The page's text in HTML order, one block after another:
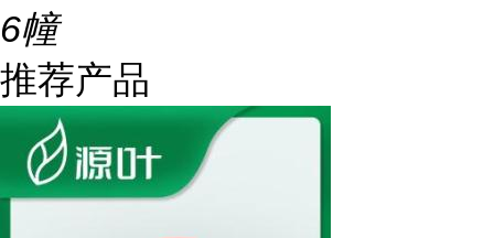
6幢
推荐产品